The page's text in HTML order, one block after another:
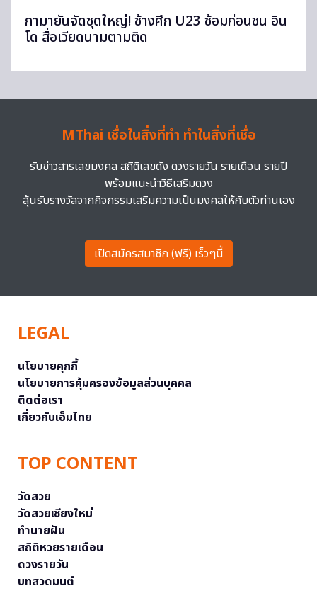
กามายันจัดชุดใหญ่! ช้างศึก U23 ซ้อมก่อนชน อิน
โด สื่อเวียดนามตามติด
MThai เชื่อในสิ่งที่ทำ ทำในสิ่งที่เชื่อ
รับข่าวสารเลขมงคล สถิติเลขดัง ดวงรายวัน รายเดือน รายปี
พร้อมแนะนำวิธีเสริมดวง
ลุ้นรับรางวัลจากกิจกรรมเสริมความเป็นมงคลให้กับตัวท่านเอง
เปิดสมัครสมาชิก (ฟรี) เร็วๆนี้
LEGAL
นโยบายคุกกี้
นโยบายการคุ้มครองข้อมูลส่วนบุคคล
ติดต่อเรา
เกี่ยวกับเอ็มไทย
TOP CONTENT
วัดสวย
วัดสวยเชียงใหม่
ทำนายฝัน
สถิติหวยรายเดือน
ดวงรายวัน
บทสวดมนต์